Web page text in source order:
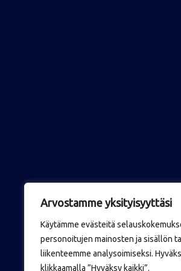
Arvostamme yksityisyyttäsi
Käytämme evästeitä
personoitujen mainosten ja sisällön
liikenteemme analysoimiseksi.
klikkaamalla ”Hyväksy kaikki”.